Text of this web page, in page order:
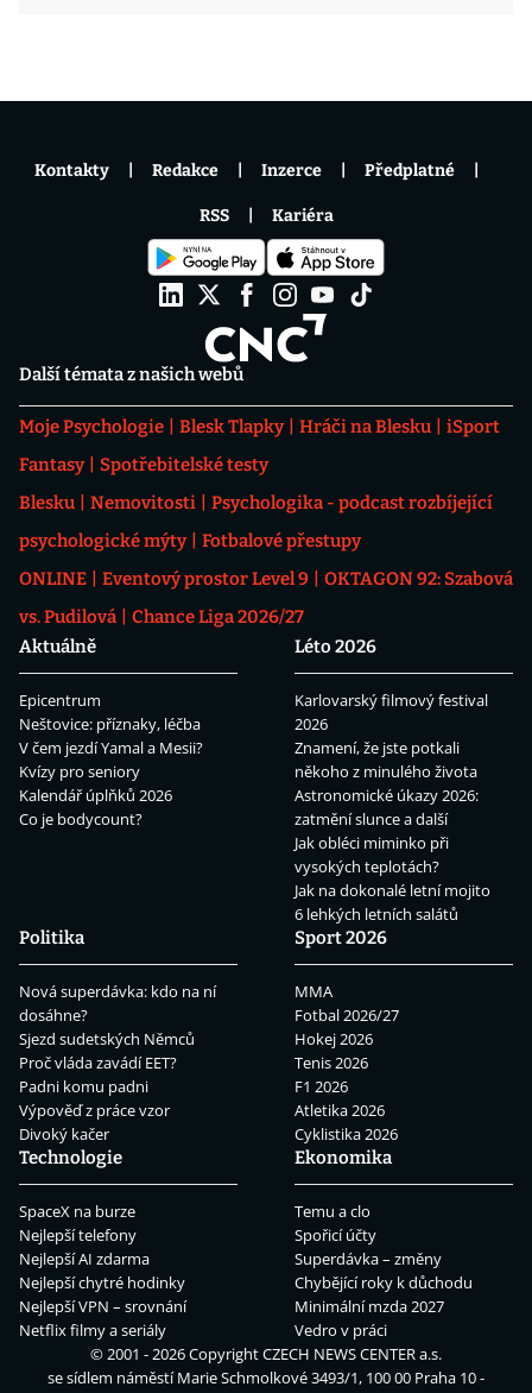
Další témata z našich webů
Moje Psychologie Blesk Tlapky Hráči na Blesku
iSport
Fantasy
Spotřebitelské testy
Blesku
Nemovitosti
Psychologika - podcast rozbíjející
psychologické mýty
Fotbalové přestupy
ONLINE
Eventový prostor Level 9
OKTAGON 92: Szabová
vs. Pudilová
Chance Liga 2026/27
Aktuálně
Epicentrum
Neštovice: příznaky, léčba
V čem jezdí Yamal a Mesii?
Kvízy pro seniory
Kalendář úplňků 2026
Co je bodycount?
Léto 2026
Karlovarský filmový festival
2026
Znamení, že jste potkali
někoho z minulého života
Astronomické úkazy 2026:
zatmění slunce a další
Jak obléci miminko při
vysokých teplotách?
Jak na dokonalé letní mojito
6 lehkých letních salátů
Politika
Nová superdávka: kdo na ní
dosáhne?
Sjezd sudetských Němců
Proč vláda zavádí EET?
Padni komu padni
Výpověď z práce vzor
Divoký kačer
Sport 2026
MMA
Fotbal 2026/27
Hokej 2026
Tenis 2026
F1 2026
Atletika 2026
Cyklistika 2026
Technologie
SpaceX na burze
Nejlepší telefony
Nejlepší AI zdarma
Nejlepší chytré hodinky
Nejlepší VPN – srovnání
Netflix filmy a seriály
Ekonomika
Temu a clo
Spořicí účty
Superdávka – změny
Chybějící roky k důchodu
Minimální mzda 2027
Vedro v práci
Kontakty Redakce Inzerce Předplatné
RSS Kariéra
© 2001 - 2026 CopyrightCZECH NEWS CENTER a.s.
se sídlem náměstí Marie Schmolkové 3493/1, 100 00 Praha 10 -